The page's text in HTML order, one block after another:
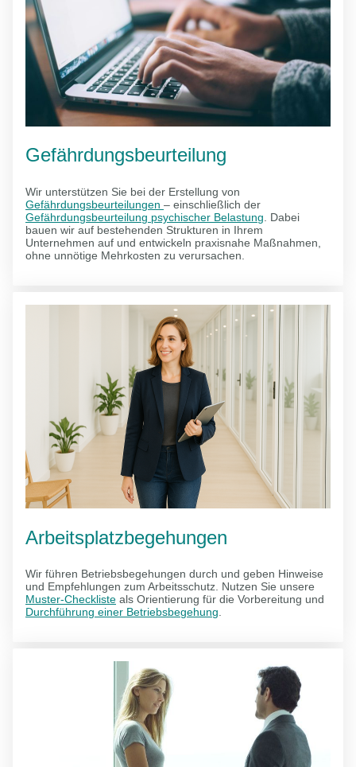
Gefährdungsbeurteilung
Wir unterstützen Sie bei der Erstellung von
Gefährdungsbeurteilungen – einschließlich der
Gefährdungsbeurteilung psychischer Belastung. Dabei
bauen wir auf bestehenden Strukturen in Ihrem
Unternehmen auf und entwickeln praxisnahe Maßnahmen,
ohne unnötige Mehrkosten zu verursachen.
Arbeitsplatzbegehungen
Wir führen Betriebsbegehungen durch und geben Hinweise
und Empfehlungen zum Arbeitsschutz. Nutzen Sie unsere
Muster-Checkliste als Orientierung für die Vorbereitung und
Durchführung einer Betriebsbegehung.